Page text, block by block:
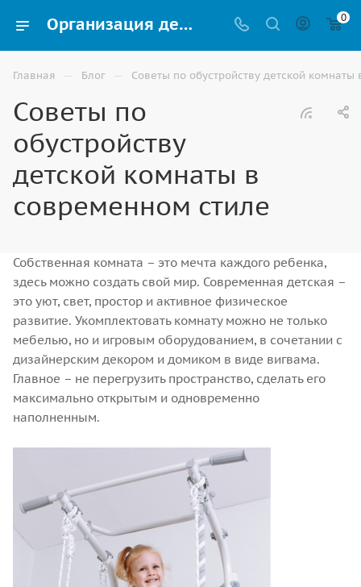
Организация детской комнаты – советы от экспертов 0
Главная — Блог — Советы по обустройству детской
Советы по
обустройству
детской комнаты в
современном стиле
Собственная комната – это мечта каждого ребенка,
здесь можно создать свой мир. Современная детская –
это уют, свет, простор и активное физическое
развитие. Укомплектовать комнату можно не только
мебелью, но и игровым оборудованием, в сочетании с
дизайнерским декором и домиком в виде вигвама.
Главное – не перегрузить пространство, сделать его
максимально открытым и одновременно
наполненным.